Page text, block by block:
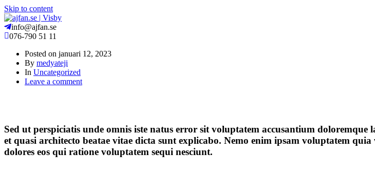
Skip to content
info@ajfan.se
076-790 51 11
Posted on januari 12, 2023
By medyateji
In Uncategorized
Leave a comment
Sed ut perspiciatis unde omnis iste natus error sit voluptatem accusantium
et quasi architecto beatae vitae dicta sunt explicabo. Nemo enim ipsam voluptatem
dolores eos qui ratione voluptatem sequi nesciunt.